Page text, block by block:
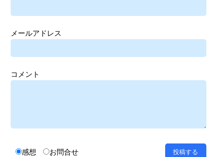
メールアドレス
コメント
感想 お問合せ